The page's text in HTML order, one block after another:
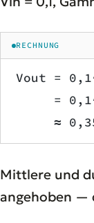
RECHNUNG
Vout =
=
≈
Mittlere und
angehoben —